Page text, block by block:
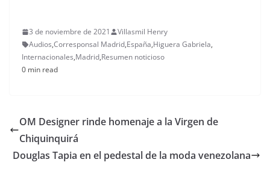
3 de noviembre de 2021
Villasmil Henry
Audios,Corresponsal Madrid,España,Higuera Gabriela,
Internacionales,Madrid,Resumen noticioso
0 min read
OM Designer rinde homenaje a la Virgen de
Chiquinquirá
Douglas Tapia en el pedestal de la moda venezolana